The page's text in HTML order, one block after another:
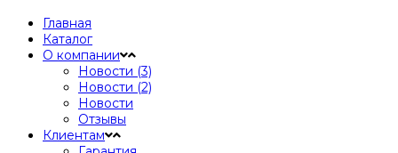
Главная
Каталог
О компании
Новости (3)
Новости (2)
Новости
Отзывы
Клиентам